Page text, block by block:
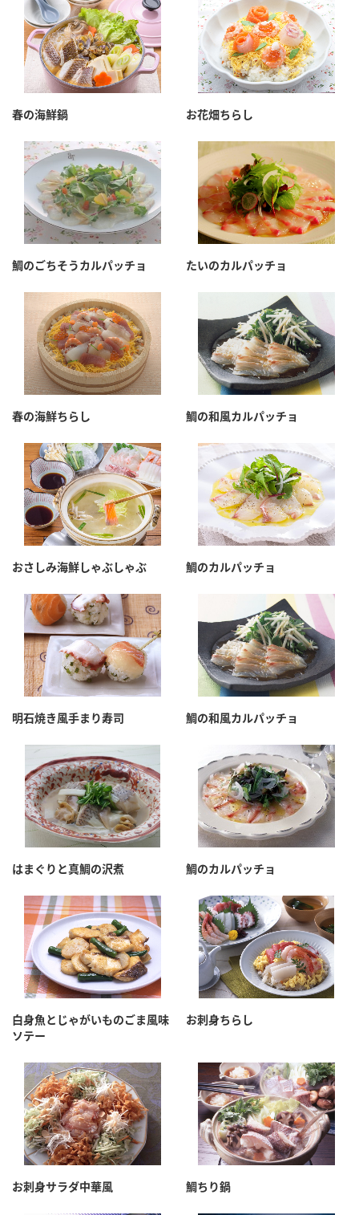
スペシャルサイト
お酢を知ろう！
すしラボ
ぽん酢サワー
納豆の豆知識
鍋奉行マニュアル
ミツカンのCM
ロングセラー商品 ＋ おすすめレシピ
人気商品 ＋ おすすめレシピ
各部門が大切にしていること
おいしさと健康への取り組み
キッザニア東京「ぽん酢工房」
よくあるご質問
お問い合わせ
地図から取り扱い店舗を探す
ミツカン公式通販
業務用サイト ミツカングループについて 製造所固有記号一覧
春の海鮮鍋 お花畑ちらし
鯛のごちそうカルパッチョ たいのカルパッチョ
春の海鮮ちらし 鯛の和風カルパッチョ
おさしみ海鮮しゃぶしゃぶ 鯛のカルパッチョ
明石焼き風手まり寿司 鯛の和風カルパッチョ
はまぐりと真鯛の沢煮 鯛のカルパッチョ
白身魚とじゃがいものごま風味
ソテー
お刺身ちらし
お刺身サラダ中華風 鯛ちり鍋